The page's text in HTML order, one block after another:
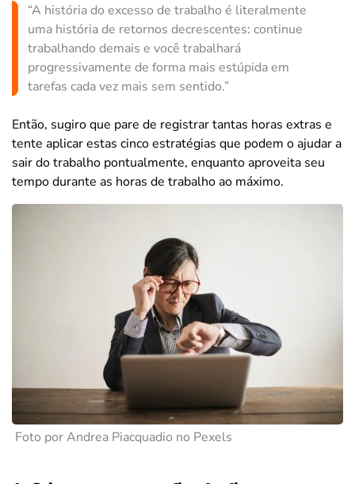
“A história do excesso de trabalho é literalmente
uma história de retornos decrescentes: continue
trabalhando demais e você trabalhará
progressivamente de forma mais estúpida em
tarefas cada vez mais sem sentido.”
Então, sugiro que pare de registrar tantas horas extras e
tente aplicar estas cinco estratégias que podem o ajudar a
sair do trabalho pontualmente, enquanto aproveita seu
tempo durante as horas de trabalho ao máximo.
Foto por Andrea Piacquadio no Pexels